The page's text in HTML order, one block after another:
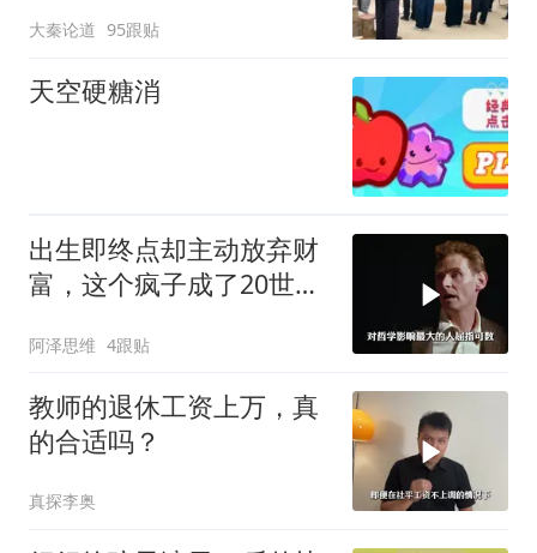
大秦论道 95跟贴
天空硬糖消
出生即终点却主动放弃财
富，这个疯子成了20世纪
阿泽思维 4跟贴
教师的退休工资上万，真
的合适吗？
真探李奥